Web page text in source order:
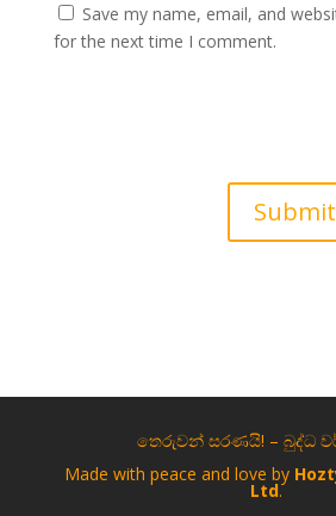
Save my name, email, and
for the next time I comment.
තෙරුවන් සරණයි! – බුද්ධ
Made with peace and love by
Ltd.